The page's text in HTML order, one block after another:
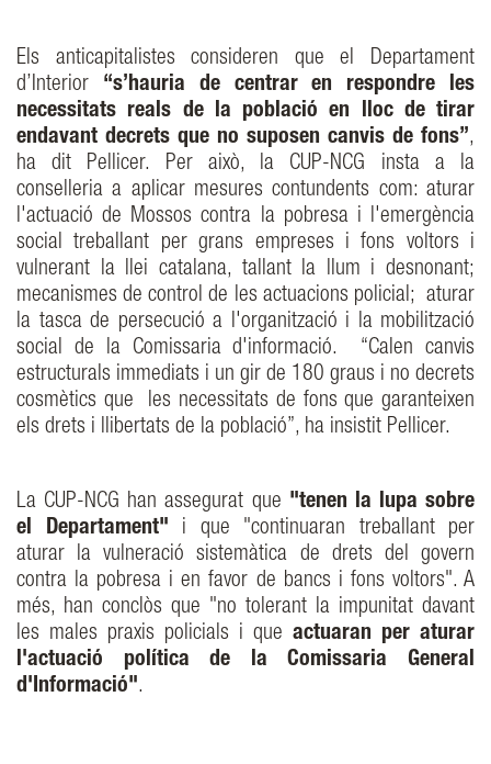
Els anticapitalistes consideren que el Departament
d’Interior “s’hauria de centrar en respondre les
necessitats reals de la població en lloc de tirar
endavant decrets que no suposen canvis de fons”,
ha dit Pellicer. Per això, la CUP-NCG insta a la
conselleria a aplicar mesures contundents com: aturar
l'actuació de Mossos contra la pobresa i l'emergència
social treballant per grans empreses i fons voltors i
vulnerant la llei catalana, tallant la llum i desnonant;
mecanismes de control de les actuacions policial; aturar
la tasca de persecució a l'organització i la mobilització
social de la Comissaria d'informació. “Calen canvis
estructurals immediats i un gir de 180 graus i no decrets
cosmètics que les necessitats de fons que garanteixen
els drets i llibertats de la població”, ha insistit Pellicer.
La CUP-NCG han assegurat que "tenen la lupa sobre
el Departament" i que "continuaran treballant per
aturar la vulneració sistemàtica de drets del govern
contra la pobresa i en favor de bancs i fons voltors". A
més, han conclòs que "no tolerant la impunitat davant
les males praxis policials i que actuaran per aturar
l'actuació política de la Comissaria General
d'Informació".